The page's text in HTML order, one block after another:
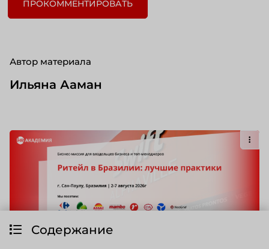
Автор материала
Ильяна Ааман
ПРОКОММЕНТИРОВАТЬ
Содержание